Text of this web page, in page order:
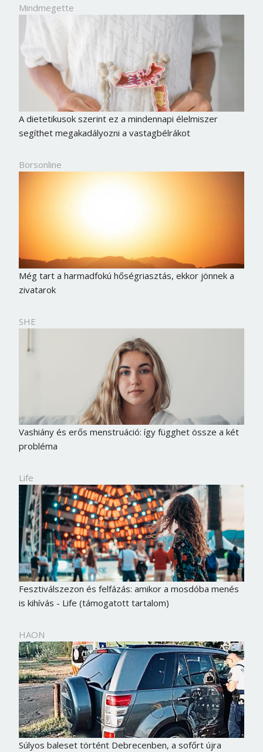
Mindmegette
A dietetikusok szerint ez a mindennapi élelmiszer
segíthet megakadályozni a vastagbélrákot
Borsonline
Még tart a harmadfokú hőségriasztás, ekkor jönnek a
zivatarok
SHE
Vashiány és erős menstruáció: így függhet össze a két
probléma
Life
Fesztiválszezon és felfázás: amikor a mosdóba menés
is kihívás - Life (támogatott tartalom)
HAON
Súlyos baleset történt Debrecenben, a sofőrt újra